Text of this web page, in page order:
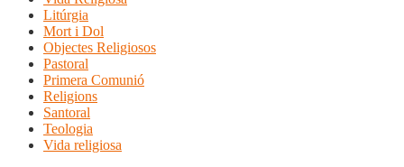
Litúrgia
Mort i Dol
Objectes Religiosos
Pastoral
Primera Comunió
Religions
Santoral
Teologia
Vida religiosa